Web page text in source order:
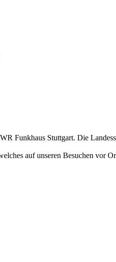
Funkhaus Stuttgart. Die
auf unseren Besuchen vor